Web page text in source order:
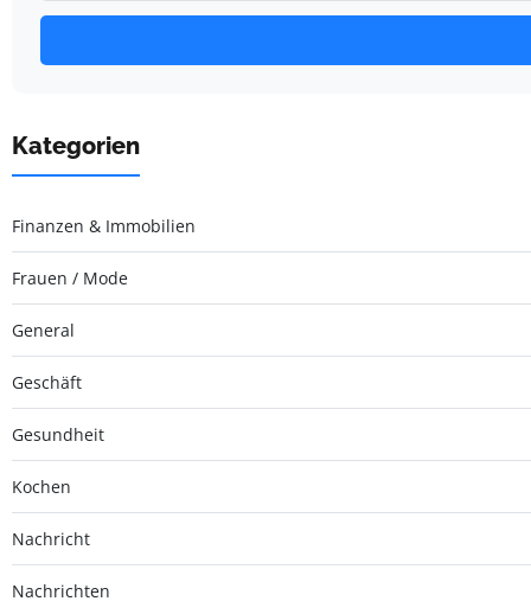
Kategorien
Finanzen & Immobilien
Frauen / Mode
General
Geschäft
Gesundheit
Kochen
Nachricht
Nachrichten